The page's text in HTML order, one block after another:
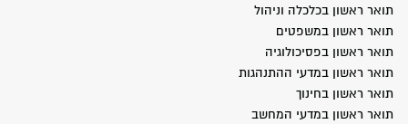
תואר ראשון בכלכלה וניהול
תואר ראשון במשפטים
תואר ראשון בפסיכולוגיה
תואר ראשון במדעי ההתנהגות
תואר ראשון בחינוך
תואר ראשון במדעי המחשב